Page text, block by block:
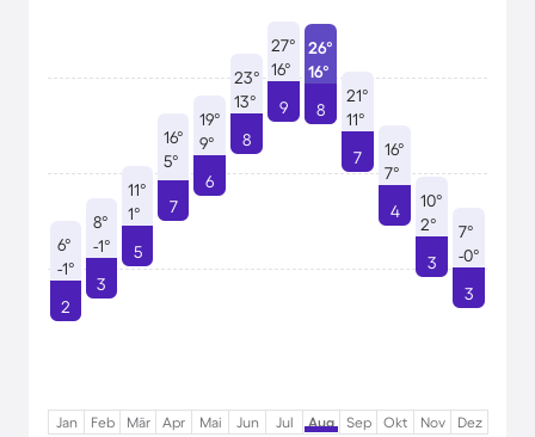
6°
-1°
2
8°
-1°
3
11°
1°
5
16°
5°
7
19°
9°
6
23°
13°
8
27°
16°
9
26°
16°
8
21°
11°
7
16°
7°
4
10°
2°
3
7°
-0°
3
Jan Feb Mär Apr Mai Jun Jul Aug Sep Okt Nov Dez